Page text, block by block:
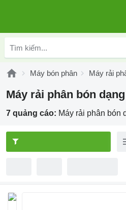
Máy bón phân Máy rải
Máy rải phân bón
7 quảng cáo: Máy rải phân bón